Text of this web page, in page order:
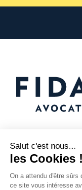
Vous
avec nous ?
Nous